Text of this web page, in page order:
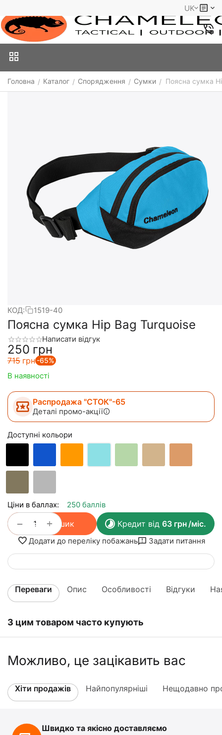
UK
Головна / Каталог / Спорядження / Сумки / Поясна сумка
КОД: 1519-40
Поясна сумка Hip Bag Turquoise
Написати відгук
‍250‍ грн
‍715‍ грн -65%
В наявності
Распродажа "СТОК"-65
Деталі промо-акції
Доступні кольори
Ціни в баллах: 250 баллів
+
− У кошик Кредит від 63 грн/міс.
Додати до переліку побажань Задати питання
Переваги Опис Особливості Відгуки
З цим товаром часто купують
Можливо, це зацікавить вас
Хіти продажів Найпопулярніші Нещодавно
Швидко та якісно доставляємо